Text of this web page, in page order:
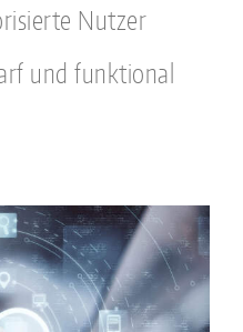
Nutzer
und funktional